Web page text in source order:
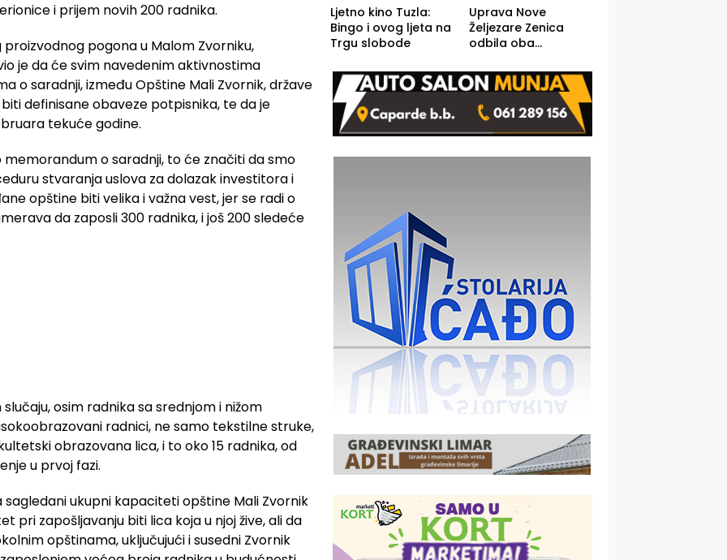
i prijem novih 200 radnika.
pogona u Malom Zvorniku,
je da će svim navedenim aktivnostima
o saradnji, između Opštine Mali Zvornik, države
definisane obaveze potpisnika, te da je
tekuće godine.
o saradnji, to će značiti da smo
stvaranja uslova za dolazak investitora i
opštine biti velika i važna vest, jer se radi o
da zaposli 300 radnika, i još 200 sledeće
osim radnika sa srednjom i nižom
radnici, ne samo tekstilne struke,
obrazovana lica, i to oko 15 radnika, od
u prvoj fazi.
ukupni kapaciteti opštine Mali Zvornik
pri zapošljavanju biti lica koja u njoj žive, ali da
opštinama, uključujući i susedni Zvornik
Ljetno kino Tuzla:
Bingo i ovog ljeta na
Trgu slobode
Uprava Nove
Željezare Zenica
odbila oba
FBiH: Ustrajni da je
stečaj jedino rješenje